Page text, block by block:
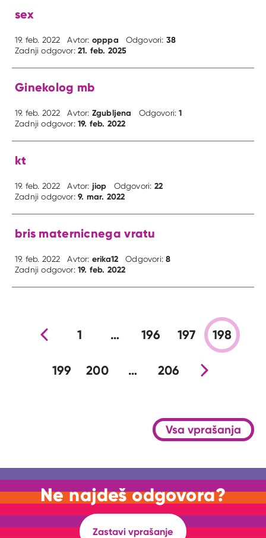
sex
19. feb. 2022 Avtor: opppa Odgovori: 38
Zadnji odgovor:21. feb. 2025
Ginekolog mb
19. feb. 2022 Avtor: Zgubljena Odgovori:1
Zadnji odgovor:19. feb. 2022
kt
19. feb. 2022 Avtor: jiop Odgovori: 22
Zadnji odgovor:9. mar. 2022
bris maternicnega vratu
19. feb. 2022 Avtor: erika12 Odgovori:8
Zadnji odgovor:19. feb. 2022
Prejšnja stran
1 … 196 197 198
199 200 … 206Nova stran
Vsa vprašanja
Ne najdeš odgovora?
Zastavi vprašanje